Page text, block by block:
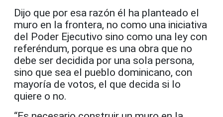
Dijo que por esa razón él ha planteado el
muro en la frontera, no como una iniciativa
del Poder Ejecutivo sino como una ley con
referéndum, porque es una obra que no
debe ser decidida por una sola persona,
sino que sea el pueblo dominicano, con
mayoría de votos, el que decida si lo
quiere o no.